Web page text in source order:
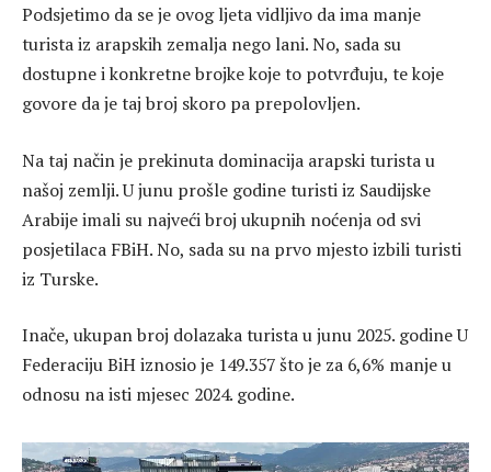
Podsjetimo da se je ovog ljeta vidljivo da ima manje
turista iz arapskih zemalja nego lani. No, sada su
dostupne i konkretne brojke koje to potvrđuju, te koje
govore da je taj broj skoro pa prepolovljen.
Na taj način je prekinuta dominacija arapski turista u
našoj zemlji. U junu prošle godine turisti iz Saudijske
Arabije imali su najveći broj ukupnih noćenja od svi
posjetilaca FBiH. No, sada su na prvo mjesto izbili turisti
iz Turske.
Inače, ukupan broj dolazaka turista u junu 2025. godine U
Federaciju BiH iznosio je 149.357 što je za 6,6% manje u
odnosu na isti mjesec 2024. godine.